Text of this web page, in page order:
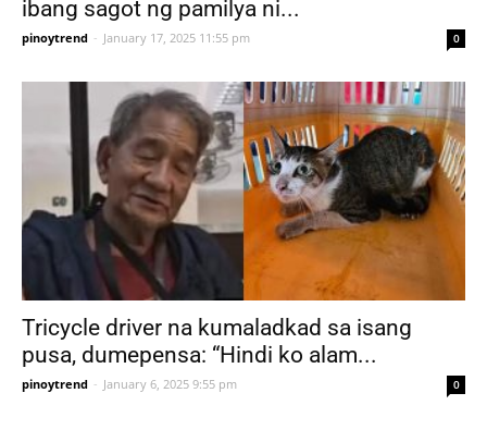
ibang sagot ng pamilya ni...
pinoytrend - January 17, 2025 11:55 pm 0
Tricycle driver na kumaladkad sa isang
pusa, dumepensa: “Hindi ko alam...
pinoytrend - January 6, 2025 9:55 pm 0